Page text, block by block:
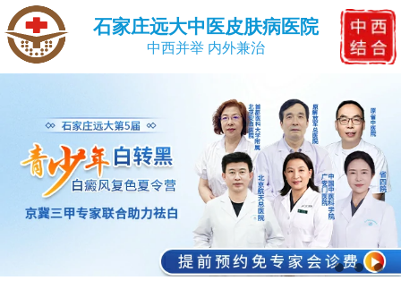
石家庄远大中医皮肤病医院
中西并举 内外兼治